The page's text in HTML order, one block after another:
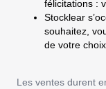
félicitations :
Stocklear
souhaitez,
de votre
Les ventes durent